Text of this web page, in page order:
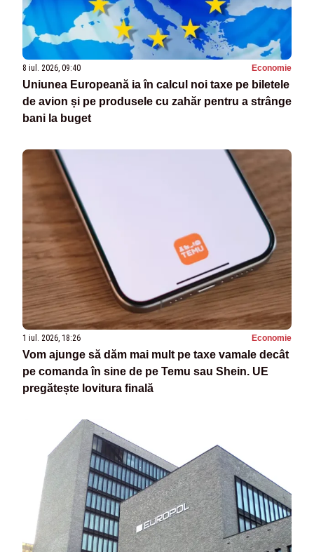
8 iul. 2026, 09:40 Economie
Uniunea Europeană ia în calcul noi taxe pe biletele
de avion și pe produsele cu zahăr pentru a strânge
bani la buget
1 iul. 2026, 18:26 Economie
Vom ajunge să dăm mai mult pe taxe vamale decât
pe comanda în sine de pe Temu sau Shein. UE
pregătește lovitura finală